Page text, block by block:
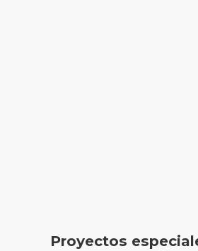
Proyectos